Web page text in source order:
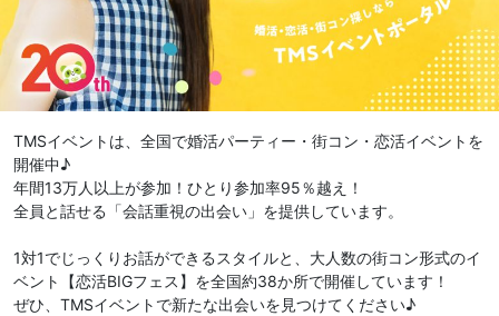
TMSイベントは、全国で婚活パーティー・街コン・恋活イベントを
開催中♪
年間13万人以上が参加！ひとり参加率95％越え！
全員と話せる「会話重視の出会い」を提供しています。
1対1でじっくりお話ができるスタイルと、大人数の街コン形式のイ
ベント【恋活BIGフェス】を全国約38か所で開催しています！
ぜひ、TMSイベントで新たな出会いを見つけてください♪